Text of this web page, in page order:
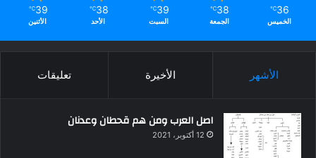
36
℃
الخميس
38
℃
الجمعة
39
℃
السبت
38
℃
الأحد
39
℃
الأثنين
الأشهر الأخيرة تعليقات
اصل العرب ومن هم قحطان وعدنان
12 أكتوبر، 2021